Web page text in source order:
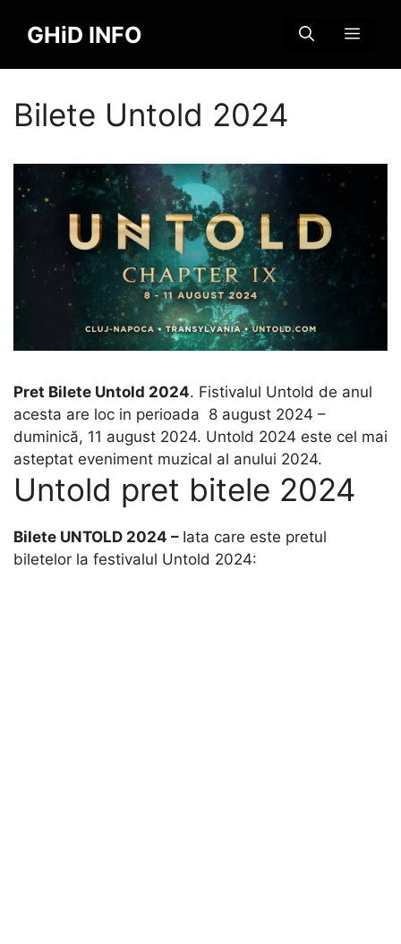
GHiD INFO
Bilete Untold 2024
Pret Bilete Untold 2024. Fistivalul Untold de anul
acesta are loc in perioada 8 august 2024 –
duminică, 11 august 2024. Untold 2024 este cel mai
asteptat eveniment muzical al anului 2024.
Untold pret bitele 2024
Bilete UNTOLD 2024 – Iata care este pretul
biletelor la festivalul Untold 2024: